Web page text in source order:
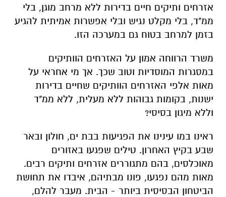
אזרחים ותיקים חיים בדירות ללא מרחב מוגן, בלי
ממ"ד, בלי מקלט נגיש ובלי אפשרות אמיתית להגיע
בזמן למרחב בטוח גם במערכה הזו.
משרד הרווחה אמון על האזרחים הוותיקים
במסגרות המוסדיות וטוב שכך. אך מי אחראי על
מאות אלפי האזרחים הוותיקים שחיים בדירות
ישנות, בקומות גבוהות ללא מעלית, ללא ממ"ד
וללא מיגון בסיסי?
ראינו במו עינינו את הפגיעות בבת ים, חולון ובאר
שבע בקיץ האחרון. טילים שפגעו באזורים
מאוכלסים, בהם מתגוררים אזרחים ותיקים רבים.
מאות מהם נפגעו, פונו מבתיהם, איבדו את תחושת
הביטחון הבסיסית ביותר - הבית. מעבר להלם,